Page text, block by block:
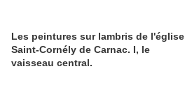
Les peintures sur lambris de l'église
Saint-Cornély de Carnac. I, le
vaisseau central.